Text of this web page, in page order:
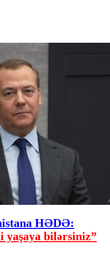
HƏDƏ:
yaşaya bilərsiniz”